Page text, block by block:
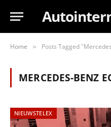
Home » Posts Tagged
MERCEDES-BENZ
NIEUWSTELEX